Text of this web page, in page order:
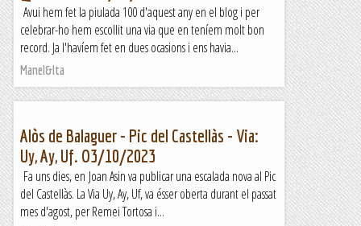
Avui hem fet la piulada 100 d'aquest any en el blog i per
celebrar-ho hem escollit una via que en teníem molt bon
record. Ja l'havíem fet en dues ocasions i ens havia...
Manel&Ita
Alòs de Balaguer - Pic del Castellàs - Via:
Uy, Ay, Uf. O3/10/2023
Fa uns dies, en Joan Asin va publicar una escalada nova al Pic
del Castellàs. La Via Uy, Ay, Uf, va ésser oberta durant el passat
mes d'agost, per Remei Tortosa i...